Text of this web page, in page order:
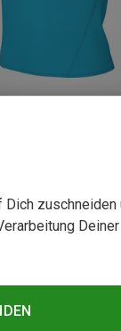
zuschneiden
Deiner